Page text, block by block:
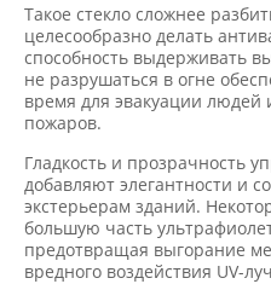
Такое стекло сложнее
целесообразно делать
способность выдерживать
не разрушаться в огне
время для эвакуации
пожаров.
Гладкость и прозрачность
добавляют элегантности и
экстерьерам зданий.
большую часть
предотвращая выгорание
вредного воздействия UV-